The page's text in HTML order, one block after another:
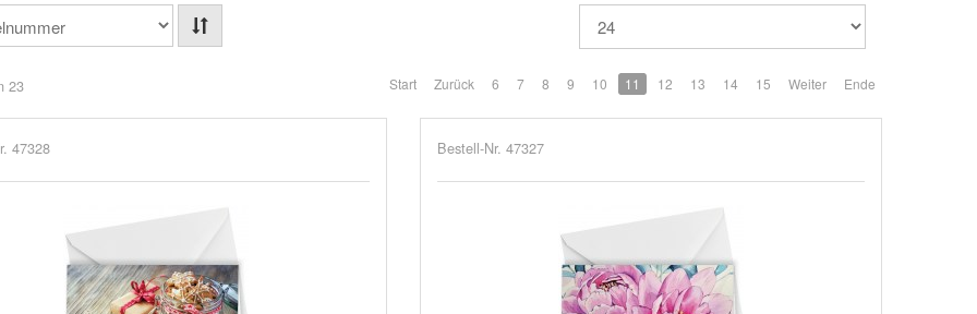
23 Start Zurück 6 7 8 9 10 11 12 13 14 15 Weiter Ende
47328 Bestell-Nr. 47327